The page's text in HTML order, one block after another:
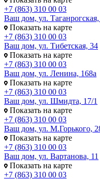
+7 (863) 310 00 03
Ваш дом, ул.
Показать на карте
+7 (863) 310 00 03
Ваш дом, ул. Тибетская, 34
Показать на карте
+7 (863) 310 00 03
Ваш дом, ул. Ленина, 168а
Показать на карте
+7 (863) 310 00 03
Ваш дом, ул. Шмидта, 17/1
Показать на карте
+7 (863) 310 00 03
Ваш дом, ул. М.Горького,
Показать на карте
+7 (863) 310 00 03
Ваш дом, ул. Вартанова, 11
Показать на карте
+7 (863) 310 00 03